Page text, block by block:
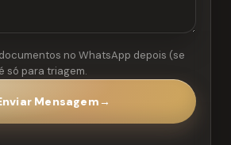
no WhatsApp depois (se
só para triagem.
Mensagem →